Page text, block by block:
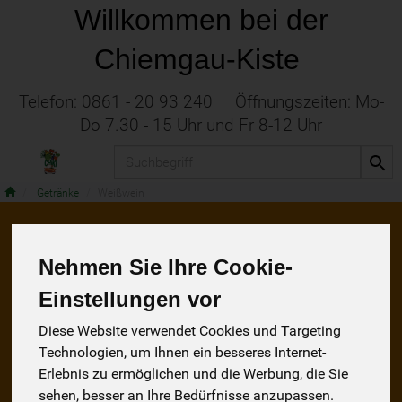
Nehmen Sie Ihre Cookie-
Einstellungen vor
Diese Website verwendet Cookies und Targeting
Technologien, um Ihnen ein besseres Internet-
Erlebnis zu ermöglichen und die Werbung, die Sie
sehen, besser an Ihre Bedürfnisse anzupassen.
Willkommen bei der
Chiemgau-Kiste
Telefon: 0861 - 20 93 240 Öffnungszeiten: Mo-
Do 7.30 - 15 Uhr und Fr 8-12 Uhr
Getränke
Weißwein 10 von 1299